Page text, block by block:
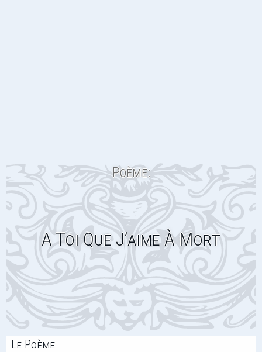
Poème:
A Toi Que J’aime À Mort
Le Poème